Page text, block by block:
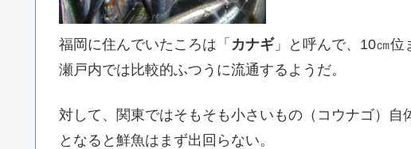
福岡に住んでいたころは「 カナギ」と呼んで、10㎝位
瀬戸内では比較的ふつうに流通するようだ。
対して、関東ではそもそも小さいもの（コウナゴ）
となると鮮魚はまず出回らない。